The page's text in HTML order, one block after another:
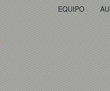
EQUIPO